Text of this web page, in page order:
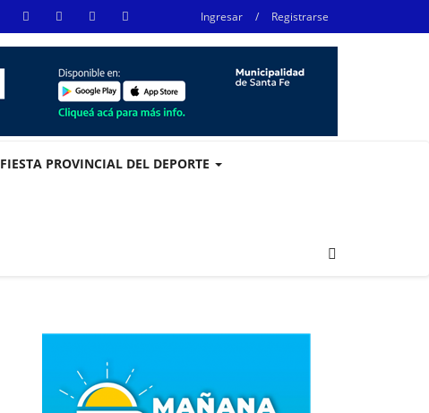
Ingresar / Registrarse
FIESTA PROVINCIAL DEL DEPORTE